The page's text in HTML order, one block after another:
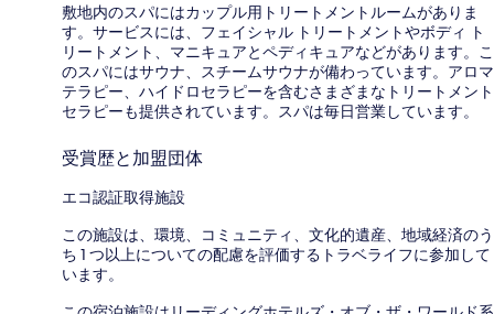
敷地内のスパにはカップル用トリートメントルームがありま
す。サービスには、フェイシャル トリートメントやボディ ト
リートメント、マニキュアとペディキュアなどがあります。こ
のスパにはサウナ、スチームサウナが備わっています。アロマ
テラピー、ハイドロセラピーを含むさまざまなトリートメント
セラピーも提供されています。スパは毎日営業しています。
受賞歴と加盟団体
エコ認証取得施設
この施設は、環境、コミュニティ、文化的遺産、地域経済のう
ち 1 つ以上についての配慮を評価するトラベライフに参加して
います。